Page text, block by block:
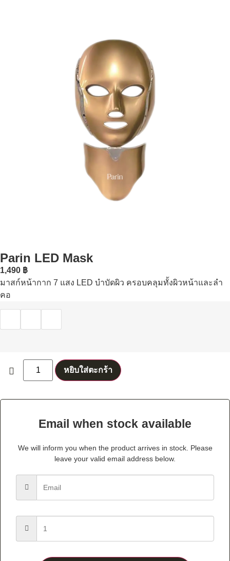
Parin LED Mask
1,490 ฿
มาสก์หน้ากาก 7 แสง LED บำบัดผิว ครอบคลุมทั้งผิวหน้าและลำ
คอ
หยิบใส่ตะกร้า
Email when stock available
We will inform you when the product arrives in stock. Please
leave your valid email address below.